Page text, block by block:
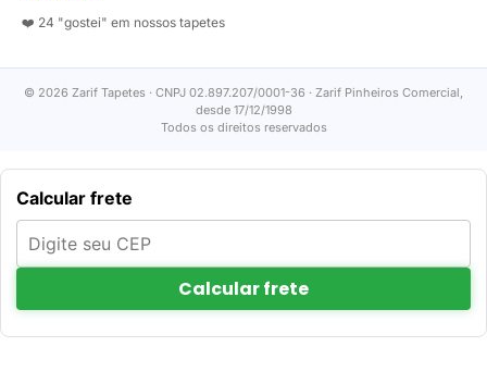
❤️ 24 "gostei" em nossos tapetes
© 2026 Zarif Tapetes · CNPJ 02.897.207/0001-36 · Zarif Pinheiros Comercial,
desde 17/12/1998
Todos os direitos reservados
Calcular frete
Calcular frete